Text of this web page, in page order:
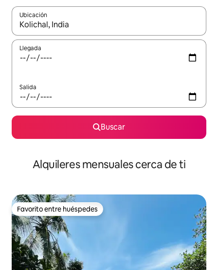
Ubicación
Cuando los resultados estén disponibles, navega con las
Llegada
Salida
Buscar
Alquileres mensuales cerca de ti
Favorito entre huéspedes
Favorito entre huéspedes